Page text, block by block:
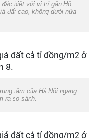
biệt với vị trí gần Hồ
đất cao, không dưới nửa
tâm của Hà Nội ngang
ra so sánh.